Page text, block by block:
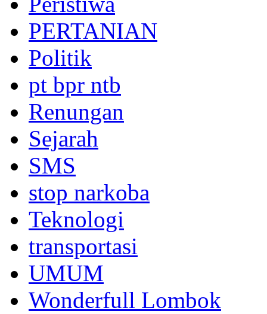
PERTANIAN
Politik
pt bpr ntb
Renungan
Sejarah
SMS
stop narkoba
Teknologi
transportasi
UMUM
Wonderfull Lombok